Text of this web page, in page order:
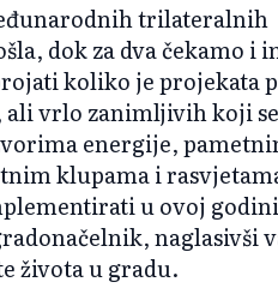
trilateralnih
dok za dva čekamo i
koliko je projekata
ali vrlo zanimljivih koji
energije,
klupama i
u ovoj
naglasivši
života u gradu.